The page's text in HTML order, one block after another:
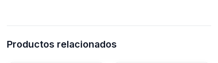
Productos relacionados